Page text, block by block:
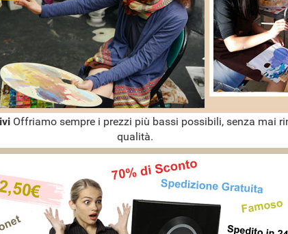
Offriamo sempre i prezzi più bassi possibili, senza mai
qualità.